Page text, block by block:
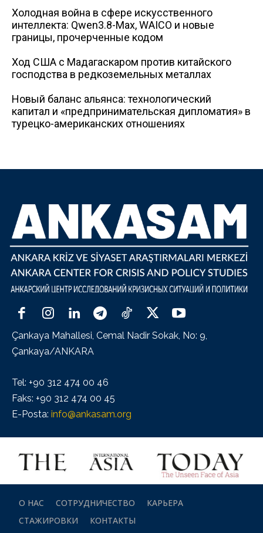
Холодная война в сфере искусственного
интеллекта: Qwen3.8-Max, WAICO и новые
границы, прочерченные кодом
Ход США с Мадагаскаром против китайского
господства в редкоземельных металлах
Новый баланс альянса: технологический
капитал и «предпринимательская дипломатия» в
турецко-американских отношениях
Çankaya Mahallesi, Cemal Nadir Sokak, No: 9,
Çankaya/ANKARA
Tel: +90 312 474 00 46
Faks: +90 312 474 00 45
E-Posta: info@ankasam.org
О НАС СОТРУДНИЧЕСТВО
КАРЬЕРА
СТАЖИРОВКИ
КОНТАКТЫ